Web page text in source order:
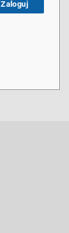
Zaloguj